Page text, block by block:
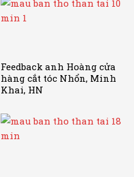
Feedback anh Hoàng cửa
hàng cắt tóc Nhổn, Minh
Khai, HN